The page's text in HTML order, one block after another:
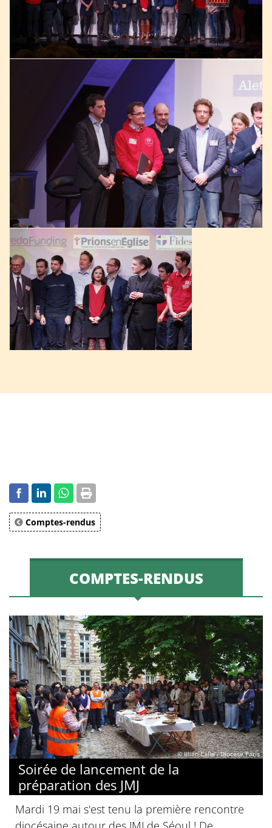
Comptes-rendus
COMPTES-RENDUS
© Illian Calle - Diocèse Paris
Soirée de lancement de la
préparation des JMJ
Mardi 19 mai s'est tenu la première rencontre